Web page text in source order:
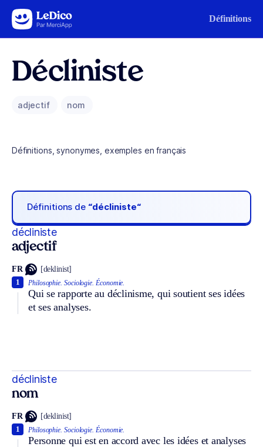
Aller au contenu Définitions
Décliniste
adjectif nom
Définitions, synonymes, exemples en français
Définitions de “décliniste“
décliniste
adjectif
FR [deklinist]
Philosophie. Sociologie. Économie.
Qui se rapporte au déclinisme, qui soutient ses idées
et ses analyses.
1
décliniste
nom
FR [deklinist]
Philosophie. Sociologie. Économie.
Personne qui est en accord avec les idées et analyses
1